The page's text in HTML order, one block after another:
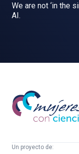
We are not ‘in the
AI.
Mujeres
con
ciencia
Un proyecto de: